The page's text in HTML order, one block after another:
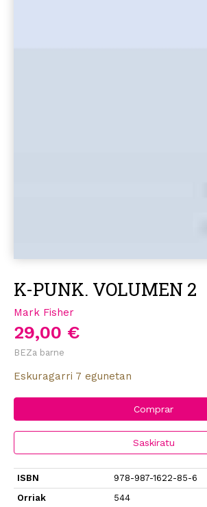
K-PUNK. VOLUMEN 2
Mark Fisher
29,00 €
BEZa barne
Eskuragarri 7 egunetan
Comprar
Saskiratu
ISBN
978-987-1622-85-6
Orriak
544